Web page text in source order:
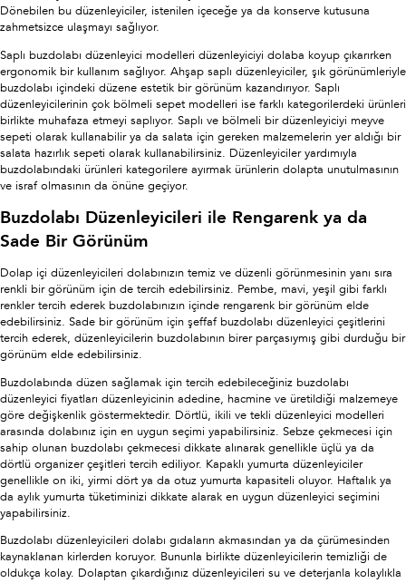
Dönebilen bu düzenleyiciler, istenilen içeceğe ya da konserve kutusuna
zahmetsizce ulaşmayı sağlıyor.
Saplı buzdolabı düzenleyici modelleri düzenleyiciyi dolaba koyup çıkarırken
ergonomik bir kullanım sağlıyor. Ahşap saplı düzenleyiciler, şık görünümleriyle
buzdolabı içindeki düzene estetik bir görünüm kazandırıyor. Saplı
düzenleyicilerinin çok bölmeli sepet modelleri ise farklı kategorilerdeki ürünleri
birlikte muhafaza etmeyi saplıyor. Saplı ve bölmeli bir düzenleyiciyi meyve
sepeti olarak kullanabilir ya da salata için gereken malzemelerin yer aldığı bir
salata hazırlık sepeti olarak kullanabilirsiniz. Düzenleyiciler yardımıyla
buzdolabındaki ürünleri kategorilere ayırmak ürünlerin dolapta unutulmasının
ve israf olmasının da önüne geçiyor.
Buzdolabı Düzenleyicileri ile Rengarenk ya da
Sade Bir Görünüm
Dolap içi düzenleyicileri dolabınızın temiz ve düzenli görünmesinin yanı sıra
renkli bir görünüm için de tercih edebilirsiniz. Pembe, mavi, yeşil gibi farklı
renkler tercih ederek buzdolabınızın içinde rengarenk bir görünüm elde
edebilirsiniz. Sade bir görünüm için şeffaf buzdolabı düzenleyici çeşitlerini
tercih ederek, düzenleyicilerin buzdolabının birer parçasıymış gibi durduğu bir
görünüm elde edebilirsiniz.
Buzdolabında düzen sağlamak için tercih edebileceğiniz buzdolabı
düzenleyici fiyatları düzenleyicinin adedine, hacmine ve üretildiği malzemeye
göre değişkenlik göstermektedir. Dörtlü, ikili ve tekli düzenleyici modelleri
arasında dolabınız için en uygun seçimi yapabilirsiniz. Sebze çekmecesi için
sahip olunan buzdolabı çekmecesi dikkate alınarak genellikle üçlü ya da
dörtlü organizer çeşitleri tercih ediliyor. Kapaklı yumurta düzenleyiciler
genellikle on iki, yirmi dört ya da otuz yumurta kapasiteli oluyor. Haftalık ya
da aylık yumurta tüketiminizi dikkate alarak en uygun düzenleyici seçimini
yapabilirsiniz.
Buzdolabı düzenleyicileri dolabı gıdaların akmasından ya da çürümesinden
kaynaklanan kirlerden koruyor. Bununla birlikte düzenleyicilerin temizliği de
oldukça kolay. Dolaptan çıkardığınız düzenleyicileri su ve deterjanla kolaylıkla